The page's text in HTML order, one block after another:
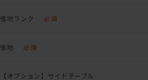
張地ランク 必須
張地 必須
【オプション】サイドテーブル